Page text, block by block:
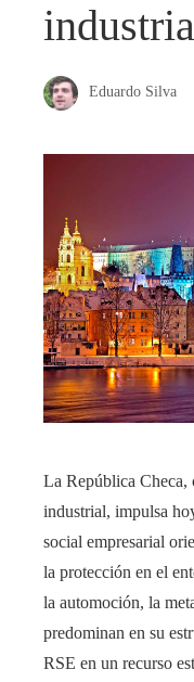
Eduardo Silva
La República Checa,
industrial, impulsa
social empresarial
la protección en el
la automoción, la
predominan en su
RSE en un recurso